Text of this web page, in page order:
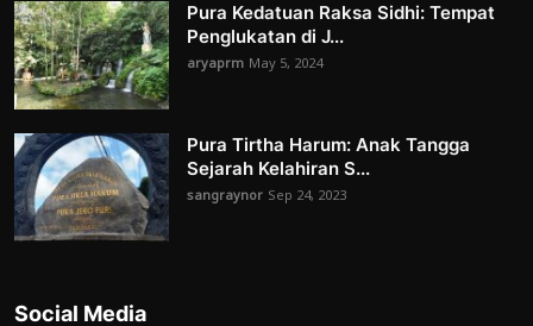
Pura Kedatuan Raksa Sidhi: Tempat
Penglukatan di J...
aryaprm May 5, 2024
Pura Tirtha Harum: Anak Tangga
Sejarah Kelahiran S...
sangraynor Sep 24, 2023
Social Media